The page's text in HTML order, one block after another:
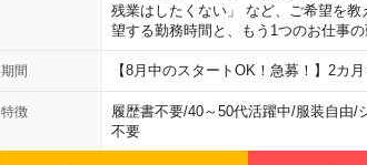
残業はしたくない」 など、ご希望を
望する勤務時間と、もう1つのお仕事
期間 【8月中のスタートOK！急募！】2カ
特徴 履歴書不要/40～50代活躍中/服装自由/
不要